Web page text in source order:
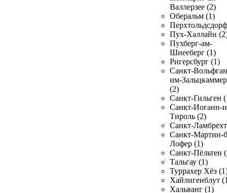
Валлерзее (2)
Оберальм (1)
Пух-Халлайн
Пухберг-ам-
Шнееберг (1)
Ригерсбург (1)
Санкт-
им-
(2)
Санкт-Гильген
Санкт-Иоганн-
Тироль (2)
Санкт-
Санкт-Мартин-
Лофер (1)
Санкт-Пёльтен
Тальгау (1)
Туррахер Хёэ
Хайлигенблут
Хальванг (1)